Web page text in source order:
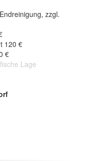
zzgl.
120 €
€
Lage